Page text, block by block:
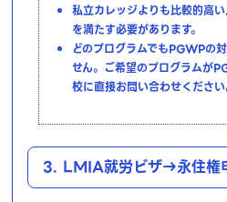
私立カレッジよりも比較的高
を満たす必要があります。
どのプログラムでもPGWPの
せん。ご希望のプログラムが
校に直接お問い合わせください
3. LMIA就労ビザ→永住権